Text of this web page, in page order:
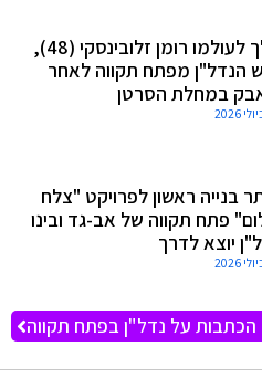
הלך לעולמו רומן זלובינסקי (48),
הנדל"ן מפתח תקווה לאחר
במחלת הסרטן
בנייה ראשון לפרויקט "צלח
פתח תקווה של אב-גד ובינו
יוצא לדרך
הכתבות על נדל"ן בפתח תקווה